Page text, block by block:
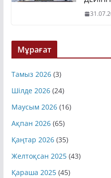
Мұрағат
Тамыз 2026(3)
Шілде 2026(24)
Маусым 2026(16)
Ақпан 2026(65)
Қаңтар 2026(35)
Желтоқсан 2025(43)
Қараша 2025(45)